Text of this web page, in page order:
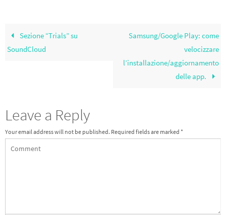
k
Sezione “Trials” su
SoundCloud
Samsung/Google Play: come
velocizzare
l’installazione/aggiornamento
delle app.
Leave a Reply
Your email address will not be published. Required fields are marked *